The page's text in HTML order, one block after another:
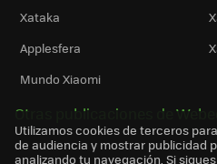
Xataka
Applesfera
Mundo Xiaomi
Otras publicaciones de
Utilizamos cookies de terceros
de audiencia y mostrar publicidad
analizando tu navegación. Si